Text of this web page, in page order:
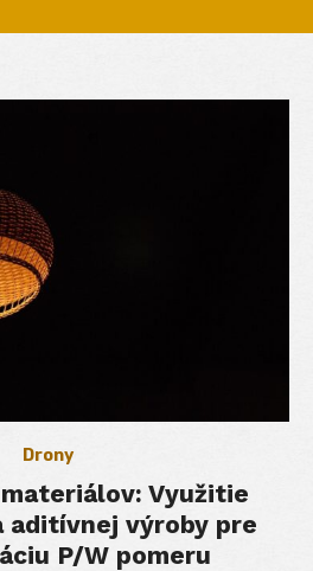
Drony
Využitie
aditívnej výroby pre
P/W pomeru